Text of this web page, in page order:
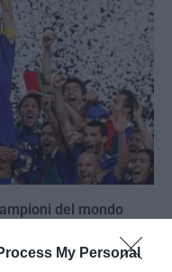
My Personal
del mondo